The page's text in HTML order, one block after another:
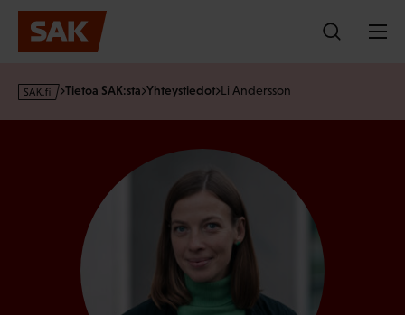
Hyppää
sisältöön
s
Tietoa SAK:sta Yhteystiedot Li Andersson